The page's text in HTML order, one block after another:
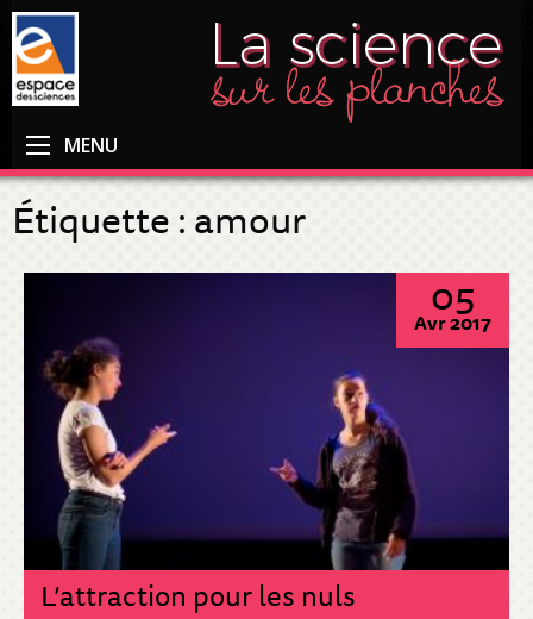
MENU
Étiquette :amour
05
Avr 2017
L’attraction pour les nuls